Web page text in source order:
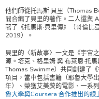
他們師從托馬斯·貝里（Thomas
間合編了貝里的著作。二人還與
著了《托馬斯·貝里傳》（哥倫比
2019）。
貝里的〈新故事〉一文是《宇宙
源。塔克、格里姆 與 布萊恩·托
Thomas Swimme）共同創建了
項目，當中包括書籍（耶魯大學
年）、榮獲艾美獎的電影、一系
魯大學與Coursera 合作推出的線